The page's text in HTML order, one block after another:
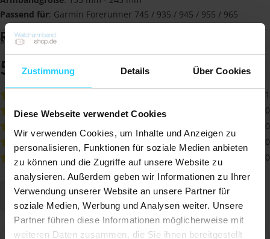
Zustimmung Details Über Cookies
Diese Webseite verwendet Cookies
Wir verwenden Cookies, um Inhalte und Anzeigen zu
personalisieren, Funktionen für soziale Medien anbieten
zu können und die Zugriffe auf unsere Website zu
analysieren. Außerdem geben wir Informationen zu Ihrer
Verwendung unserer Website an unsere Partner für
soziale Medien, Werbung und Analysen weiter. Unsere
Partner führen diese Informationen möglicherweise mit
weiteren Daten zusammen, die Sie ihnen bereitgestellt
Passend für: Garmin Forerunner 745 / 935 / 945 / 955 / 965
Rezensionen
Sehen Sie sich unten alle Bewertungen unserer Kunden an
5,0auf der Grundlage von 1rezensionen
1
0
0
0
0
Schreiben Sie eine Bewertung